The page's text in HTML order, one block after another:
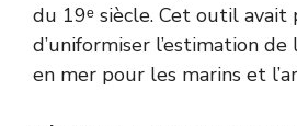
du 19ᵉ siècle. Cet outil
d’uniformiser l’estimation
en mer pour les marins et